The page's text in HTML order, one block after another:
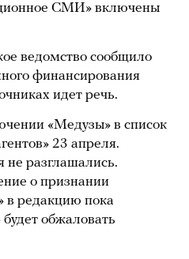
СМИ» включены
ведомство сообщило
финансирования
идет речь.
«Медузы» в список
23 апреля.
разглашались.
о признании
в редакцию пока
обжаловать